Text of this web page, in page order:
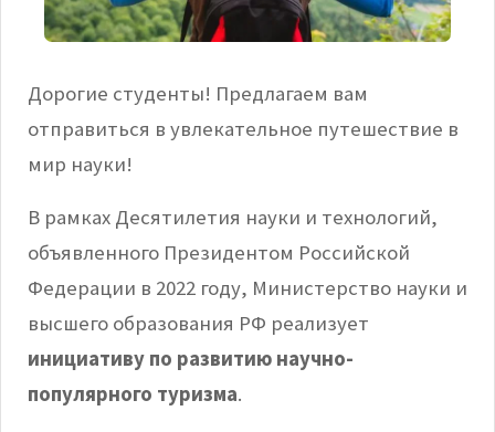
Дорогие студенты! Предлагаем вам
отправиться в увлекательное путешествие в
мир науки!
В рамках Десятилетия науки и технологий,
объявленного Президентом Российской
Федерации в 2022 году, Министерство науки и
высшего образования РФ реализует
инициативу по развитию научно-
популярного туризма.